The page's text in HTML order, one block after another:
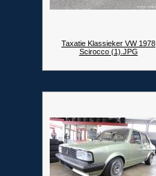
Taxatie Klassieker VW 1978
Scirocco (1).JPG